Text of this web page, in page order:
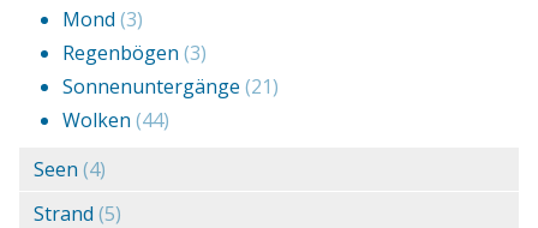
Mond (3)
Regenbögen (3)
Sonnenuntergänge (21)
Wolken (44)
Seen (4)
Strand (5)